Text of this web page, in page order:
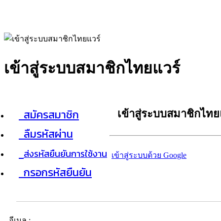
เข้าสู่ระบบสมาชิกไทยแวร์
สมัครสมาชิก
ลืมรหัสผ่าน
ส่งรหัสยืนยันการใช้งาน
กรอกรหัสยืนยัน
เข้าสู่ระบบสมาชิกไท
เข้าสู่ระบบด้วย Google